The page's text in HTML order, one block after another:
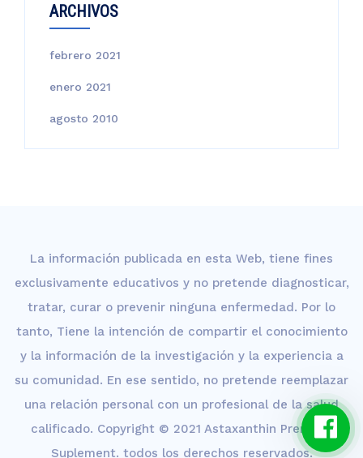
ARCHIVOS
febrero 2021
enero 2021
agosto 2010
La información publicada en esta Web, tiene fines
exclusivamente educativos y no pretende diagnosticar,
tratar, curar o prevenir ninguna enfermedad. Por lo
tanto, Tiene la intención de compartir el conocimiento
y la información de la investigación y la experiencia a
su comunidad. En ese sentido, no pretende reemplazar
una relación personal con un profesional de la salud
calificado. Copyright © 2021 Astaxanthin Premium
Suplement. todos los derechos reservados.